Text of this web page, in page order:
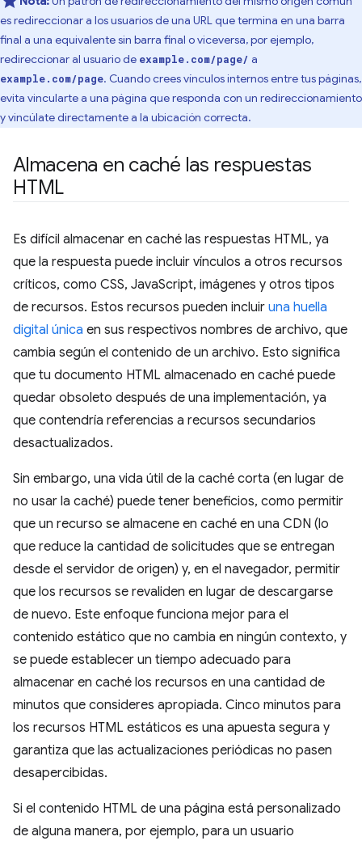
es redireccionar a los usuarios de una URL que termina en una barra
final a una equivalente sin barra final o viceversa, por ejemplo,
redireccionar al usuario de example.com/page/ a
example.com/page. Cuando crees vínculos internos entre tus páginas,
evita vincularte a una página que responda con un redireccionamiento
y vincúlate directamente a la ubicación correcta.
Almacena en caché las respuestas
HTML
Es difícil almacenar en caché las respuestas HTML, ya
que la respuesta puede incluir vínculos a otros recursos
críticos, como CSS, JavaScript, imágenes y otros tipos
de recursos. Estos recursos pueden incluir una huella
digital única en sus respectivos nombres de archivo, que
cambia según el contenido de un archivo. Esto significa
que tu documento HTML almacenado en caché puede
quedar obsoleto después de una implementación, ya
que contendría referencias a recursos secundarios
desactualizados.
Sin embargo, una vida útil de la caché corta (en lugar de
no usar la caché) puede tener beneficios, como permitir
que un recurso se almacene en caché en una CDN (lo
que reduce la cantidad de solicitudes que se entregan
desde el servidor de origen) y, en el navegador, permitir
que los recursos se revaliden en lugar de descargarse
de nuevo. Este enfoque funciona mejor para el
contenido estático que no cambia en ningún contexto, y
se puede establecer un tiempo adecuado para
almacenar en caché los recursos en una cantidad de
minutos que consideres apropiada. Cinco minutos para
los recursos HTML estáticos es una apuesta segura y
garantiza que las actualizaciones periódicas no pasen
desapercibidas.
Si el contenido HTML de una página está personalizado
de alguna manera, por ejemplo, para un usuario